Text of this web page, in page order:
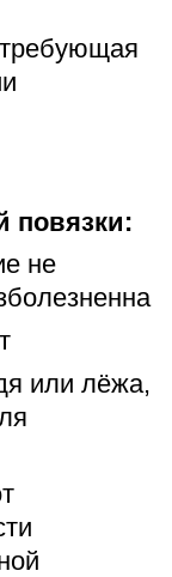
требующая
повязки:
не
или лёжа,